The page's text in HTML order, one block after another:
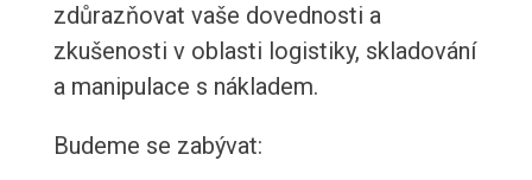
zdůrazňovat vaše dovednosti a
zkušenosti v oblasti logistiky, skladování
a manipulace s nákladem.
Budeme se zabývat: